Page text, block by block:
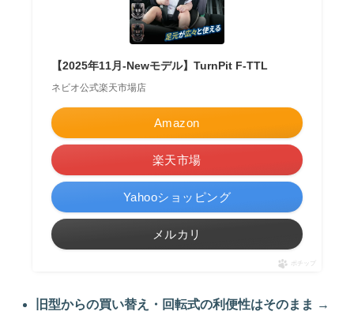
【2025年11月-Newモデル】TurnPit F-TTL
ネビオ公式楽天市場店
Amazon
楽天市場
Yahooショッピング
メルカリ
ポチップ
旧型からの買い替え・回転式の利便性はそのまま →